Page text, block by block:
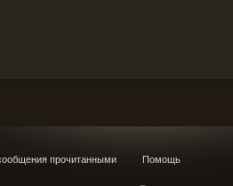
прочитанными Помощь